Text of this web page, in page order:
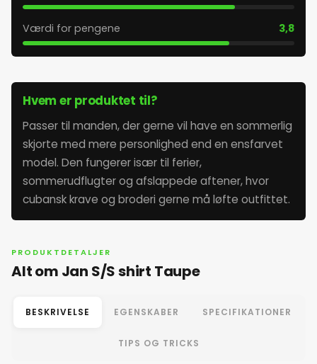
Værdi for pengene 3,8
Hvem er produktet til?
Passer til manden, der gerne vil have en sommerlig
skjorte med mere personlighed end en ensfarvet
model. Den fungerer især til ferier,
sommerudflugter og afslappede aftener, hvor
cubansk krave og broderi gerne må løfte outfittet.
PRODUKTDETALJER
Alt om Jan S/S shirt Taupe
BESKRIVELSE EGENSKABER SPECIFIKATIONER
TIPS OG TRICKS